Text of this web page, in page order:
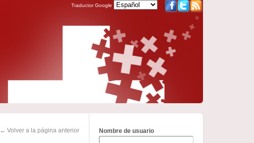
Traductor Google
← Volver a la página anterior Nombre de usuario